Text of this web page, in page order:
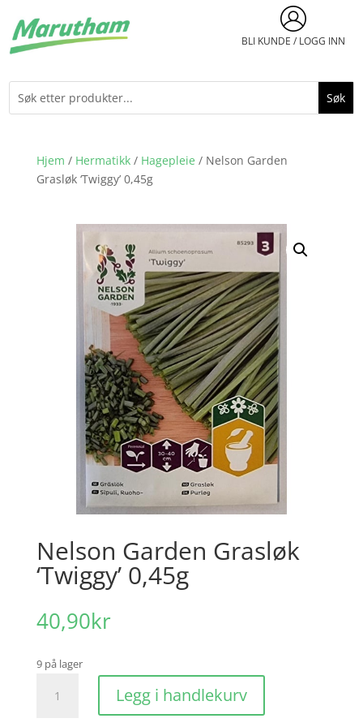
BLI KUNDE / LOGG INN
Hjem / Hermatikk/ Hagepleie / Nelson Garden
Grasløk ‘Twiggy’ 0,45g
Nelson Garden Grasløk
‘Twiggy’ 0,45g
40,90kr
9 på lager
Garden
Legg i handlekurv